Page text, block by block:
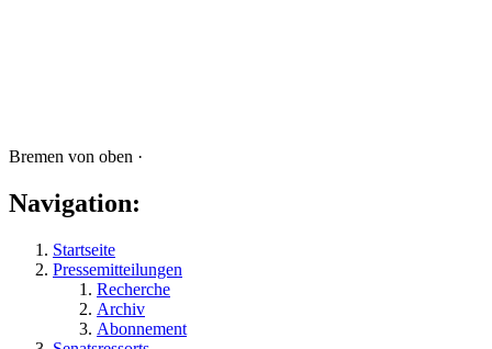
Bremen von oben ·
Navigation:
Startseite
Pressemitteilungen
Recherche
Archiv
Abonnement